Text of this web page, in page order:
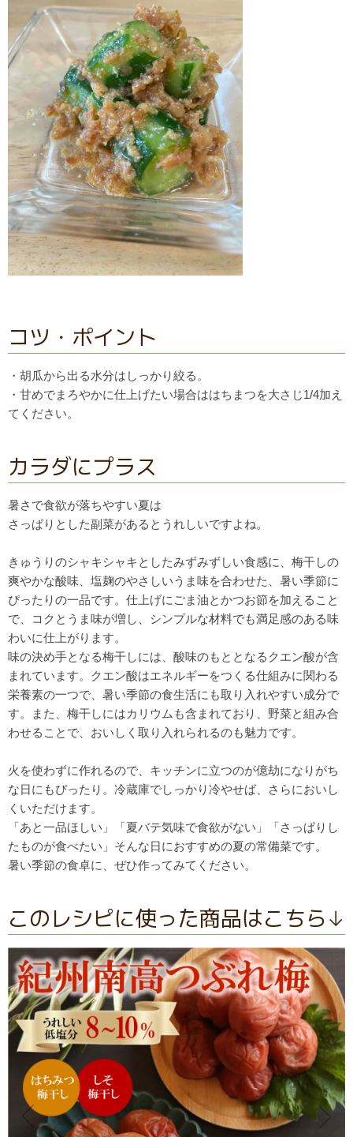
コツ・ポイント
・胡瓜から出る水分はしっかり絞る。
・甘めでまろやかに仕上げたい場合ははちまつを大さじ1/4加え
てください。
カラダにプラス
暑さで食欲が落ちやすい夏は
さっぱりとした副菜があるとうれしいですよね。
きゅうりのシャキシャキとしたみずみずしい食感に、 梅干しの
爽やかな酸味、塩麹のやさしいうま味を合わせた、 暑い季節に
ぴったりの一品です。 仕上げにごま油とかつお節を加えること
で、コクとうま味が増し、 シンプルな材料でも満足感のある味
わいに仕上がります。
味の決め手となる梅干しには、 酸味のもととなるクエン酸が含
まれています。
クエン酸はエネルギーをつくる仕組みに関わる
栄養素の一つで、 暑い季節の食生活にも取り入れやすい成分で
す。また、 梅干しにはカリウムも含まれており、野菜と組み合
わせることで、 おいしく取り入れられるのも魅力です。
火を使わずに作れるので、 キッチンに立つのが億劫になりがち
な日にもぴったり。 冷蔵庫でしっかり冷やせば、さらにおいし
くいただけます。
「あと一品ほしい」「夏バテ気味で食欲がない」「さっぱりし
たものが食べたい」 そんな日におすすめの夏の常備菜です。
暑い季節の食卓に、ぜひ作ってみてください。
このレシピに使った商品はこちら↓